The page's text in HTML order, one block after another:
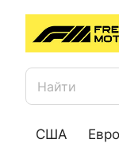
США